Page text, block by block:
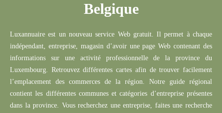
RechercherBelgique
Luxannuaire est un nouveau service Web gratuit. Il permet à chaque
indépendant, entreprise, magasin d’avoir une page Web contenant des
informations sur une activité professionnelle de la province du
Luxembourg. Retrouvez différentes cartes afin de trouver facilement
l’emplacement des commerces de la région. Notre guide régional
contient les différentes communes et catégories d’entreprise présentes
dans la province. Vous recherchez une entreprise, faites une recherche